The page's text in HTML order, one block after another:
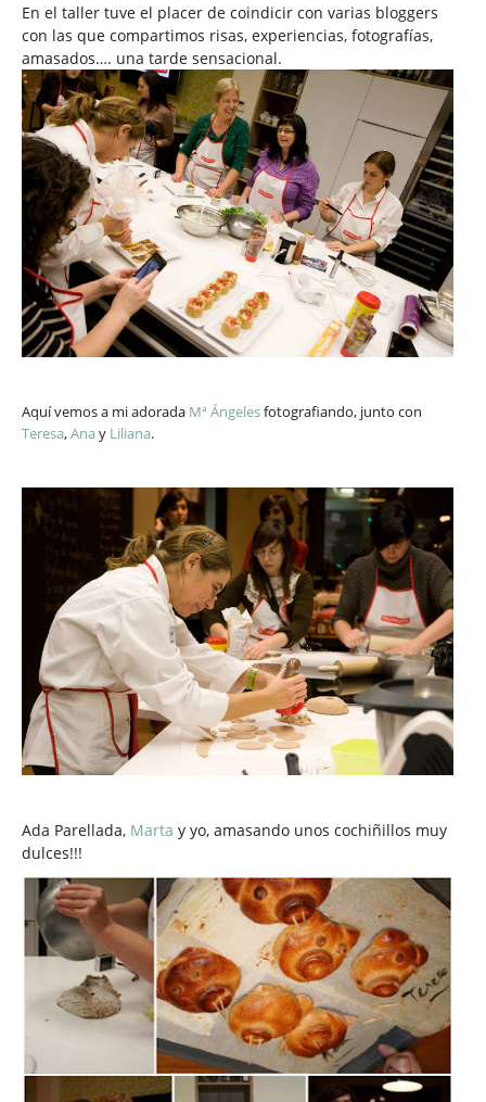
En el taller tuve el placer de coindicir con varias bloggers
con las que compartimos risas, experiencias, fotografías,
amasados…. una tarde sensacional.
Aquí vemos a mi adorada Mª Ángelesfotografiando, junto con
Teresa,Ana y Liliana.
Ada Parellada, Marta y yo, amasando unos cochiñillos muy
dulces!!!